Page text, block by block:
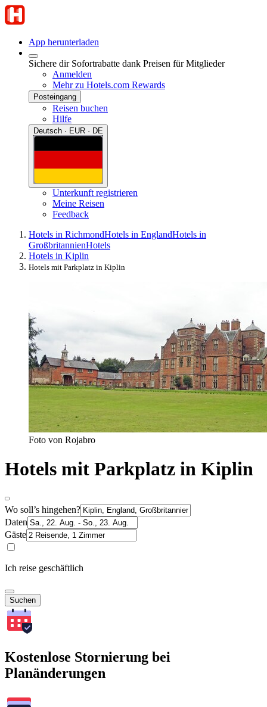
App herunterladen
Sichere dir Sofortrabatte dank Preisen für Mitglieder
Anmelden
Mehr zu Hotels.com Rewards
Posteingang
Reisen buchen
Hilfe
Deutsch · EUR · DE
Unterkunft registrieren
Meine Reisen
Feedback
Hotels in RichmondHotels in EnglandHotels in
GroßbritannienHotels
Hotels in Kiplin
Hotels mit Parkplatz in Kiplin
Foto von Rojabro
Hotels mit Parkplatz in Kiplin
Wo soll’s hingehen?
Daten
Gäste
Ich reise geschäftlich
Suchen
Kostenlose Stornierung bei
Planänderungen